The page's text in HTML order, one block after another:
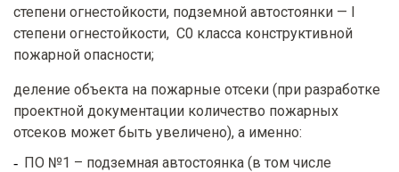
степени огнестойкости, подземной автостоянки — I
степени огнестойкости, С0 класса конструктивной
пожарной опасности;
деление объекта на пожарные отсеки (при разработке
проектной документации количество пожарных
отсеков может быть увеличено), а именно:
ПО №1 – подземная автостоянка (в том числе